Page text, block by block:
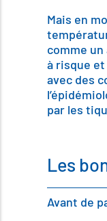
Mais en
comme
à risque et
avec des
par les
Les
Avant de